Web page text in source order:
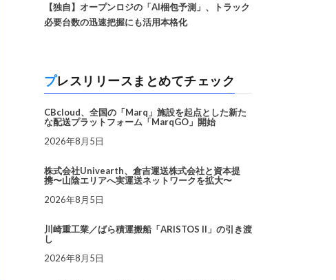
【独自】オープンロジの「AI梱包予測」、トラック
必要台数の迅速把握にも活用本格化
プレスリリースまとめてチェック
CBcloud、全国の「Marq」施設を起点とした新た
な配送プラットフォーム「MarqGO」開始
2026年8月5日
株式会社Univearth、倉吉運送株式会社と資本提
携〜山陰エリアへ実運送ネットワークを拡大〜
2026年8月5日
川崎重工業／ばら積運搬船「ARISTOS II」の引き渡
し
2026年8月5日